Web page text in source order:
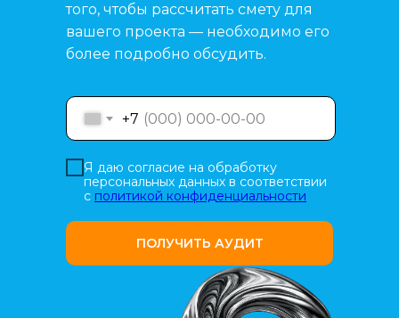
того, чтобы рассчитать смету для
вашего проекта — необходимо его
более подробно обсудить.
+7
Я даю согласие на обработку
персональных данных в соответствии
с политикой конфиденциальности
ПОЛУЧИТЬ АУДИТ